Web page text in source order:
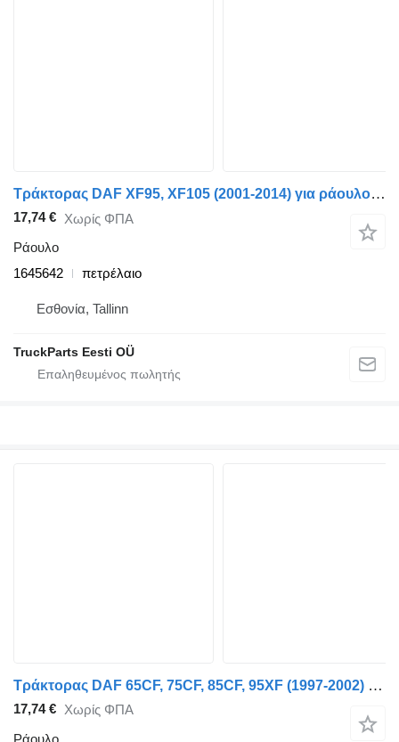
Τράκτορας DAF XF95, XF105 (2001-2014) για ράουλο DAF XF105 (01.05-) 1645642
17,74 € Χωρίς ΦΠΑ
Ράουλο
1645642
πετρέλαιο
Εσθονία, Tallinn
TruckParts Eesti OÜ
Τράκτορας DAF 65CF, 75CF, 85CF, 95XF (1997-2002) για ράουλο DAF 95XF (01.97-12.02) 1456999
17,74 € Χωρίς ΦΠΑ
Ράουλο